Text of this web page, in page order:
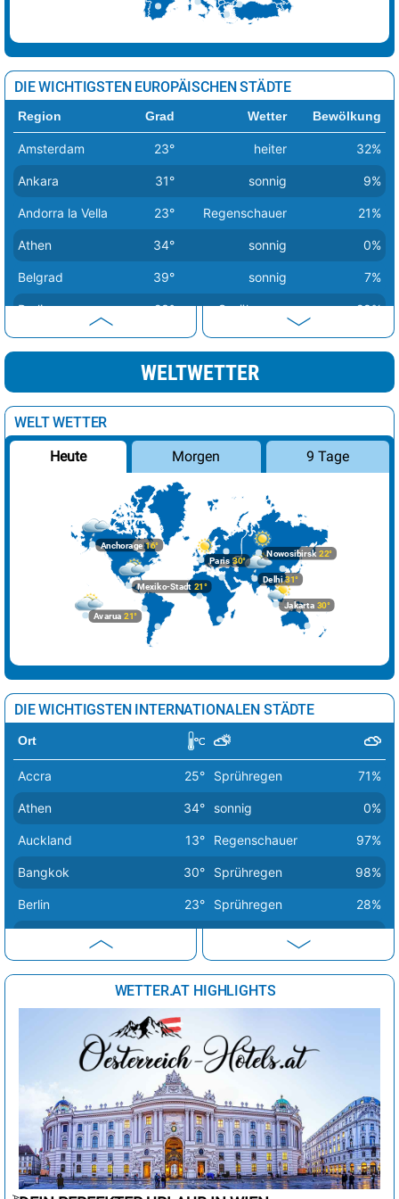
DIE WICHTIGSTEN EUROPÄISCHEN STÄDTE
Region Grad Wetter Bewölkung
Amsterdam 23° heiter 32%
Ankara 31° sonnig 9%
Andorra la Vella 23° Regenschauer 21%
Athen 34° sonnig 0%
Belgrad 39° sonnig 7%
Berlin 23° Sprühregen 28%
Bern 31° Regen 15%
30° heiter
Brüssel 27° wolkig 40%
Budapest 38° sonnig 6%
37° sonnig 6%
36° heiter
20° wolkig
19° heiter
31° leichter Regen
20° heiter
Lissabon 27° sonnig 6%
Ljubljana 35° Sprühregen 24%
London 28° heiter 27%
Luxemburg 28° wolkig 47%
Madrid 38° sonnig 0%
Minsk 23° sonnig 56%
Moskau 24° sonnig 31%
Nikosia 34° sonnig 2%
Oslo 18° stark bewölkt 78%
37° sonnig
26°
stark bewölkt
21°
Rom 32° sonnig 3%
Sarajevo 38° sonnig 13%
Skopje 40° sonnig 4%
WELTWETTER
WELT WETTER
Heute Morgen 9 Tage
Mexiko-Stadt21°
Nowosibirsk 22°
Delhi31°
Avarua 21°
Jakarta30°
Paris 30°
Anchorage16°
DIE WICHTIGSTEN INTERNATIONALEN STÄDTE
Ort
Accra 25° Sprühregen 71%
Athen 34° sonnig 0%
Auckland 13° Regenschauer 97%
Bangkok 30° Sprühregen 98%
Berlin 23° Sprühregen 28%
15° sonnig
Sprühregen
40° sonnig
Havanna 32° Dunst 25%
Istanbul 31° sonnig 6%
Johannesburg 20° sonnig 0%
Kairo 37° sonnig 1%
WETTER.AT HIGHLIGHTS